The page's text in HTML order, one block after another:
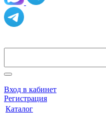
Вход в кабинет
Регистрация
Каталог